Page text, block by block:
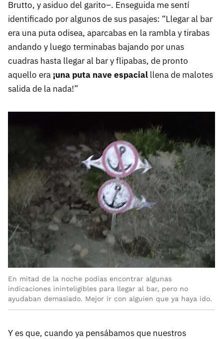
Brutto, y asiduo del garito–. Enseguida me sentí
identificado por algunos de sus pasajes: “Llegar al bar
era una puta odisea, aparcabas en la rambla y tirabas
andando y luego terminabas bajando por unas
cuadras hasta llegar al bar y flipabas, de pronto
aquello era ¡una puta nave espacial llena de malotes
salida de la nada!”
En mitad de la noche podías encontrar algunas
indicaciones ininteligibles para llegar al bar, pero no
ayudaban demasiado. Mejor ir con alguien que ya haya ido.
Y es que, cuando ya pensábamos que nuestros